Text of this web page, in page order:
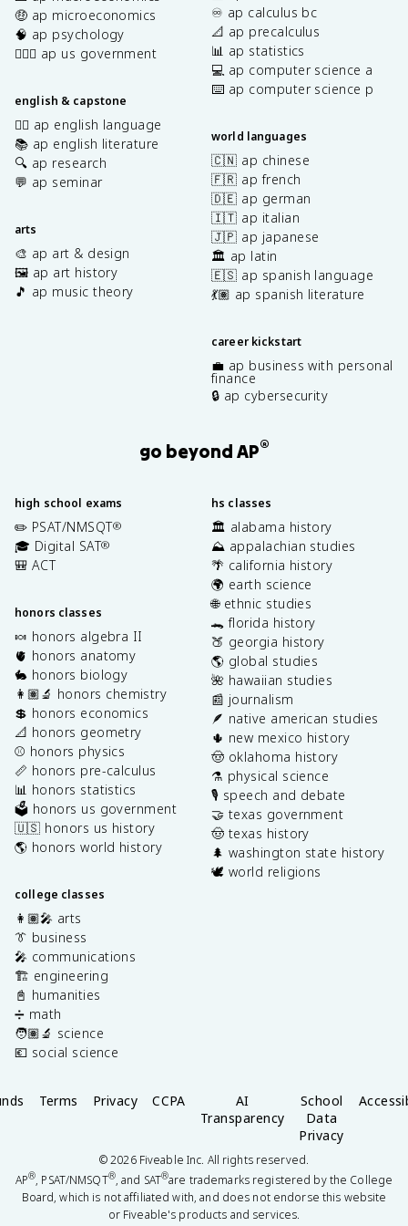
🤑 ap microeconomics
🧠 ap psychology
👩🏾‍⚖️ ap us government
english & capstone
✍🏽 ap english language
📚 ap english literature
🔍 ap research
💬 ap seminar
arts
🎨 ap art & design
🖼️ ap art history
🎵 ap music theory
♾️ ap calculus bc
📐 ap precalculus
📊 ap statistics
💻 ap computer science a
⌨️ ap computer science p
world languages
🇨🇳 ap chinese
🇫🇷 ap french
🇩🇪 ap german
🇮🇹 ap italian
🇯🇵 ap japanese
🏛️ ap latin
🇪🇸 ap spanish language
💃🏽 ap spanish literature
career kickstart
💼 ap business with personal
finance
🔒 ap cybersecurity
go beyond AP®
high school exams
✏️ PSAT/NMSQT®
🎓 Digital SAT®
🎒 ACT
honors classes
🍬 honors algebra II
🫀 honors anatomy
🐇 honors biology
👩🏽‍🔬 honors chemistry
💲 honors economics
📐 honors geometry
⚾️ honors physics
📏 honors pre-calculus
📊 honors statistics
🗳️ honors us government
🇺🇸 honors us history
🌎 honors world history
college classes
👩🏽‍🎤 arts
👔 business
🎤 communications
🏗️ engineering
📓 humanities
➗ math
🧑🏽‍🔬 science
💶 social science
hs classes
🏛️ alabama history
⛰️ appalachian studies
🌴 california history
🌍 earth science
🌐 ethnic studies
🐊 florida history
🍑 georgia history
🌎 global studies
🌺 hawaiian studies
📰 journalism
🪶 native american studies
🌵 new mexico history
🤠 oklahoma history
⚗️ physical science
🎙️ speech and debate
🤝 texas government
🤠 texas history
🌲 washington state history
🕊️ world religions
Terms Privacy CCPA
AI
Transparency
School
Data
Privacy
©2026Fiveable Inc. All rights reserved.
AP®, PSAT/NMSQT®, and SAT®are trademarks registered by the College
Board, which is not affiliated with, and does not endorse this website
or Fiveable's products and services.